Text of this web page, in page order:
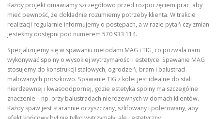
Każdy projekt omawiamy szczegółowo przed rozpoczęciem prac, aby
mieć pewność, że dokładnie rozumiemy potrzeby klienta. W trakcie
realizacji regularnie informujemy o postępach, a w razie pytań czy zmian
jesteśmy dostępni pod numerem 570 933 114.
Specjalizujemy się w spawaniu metodami MAG i TIG, co pozwala nam
wykonywać spoiny o wysokiej wytrzymałości i estetyce. Spawanie MAG
stosujemy do konstrukcji stalowych, ogrodzeń, bram i balustrad
malowanych proszkowo. Spawanie TIG z kolei jest idealne do stali
nierdzewnej i kwasoodpornej, gdzie estetyka spoiny ma szczególne
znaczenie – np. przy balustradach nierdzewnych w domach klientów.
Każdy spaw jest starannie oczyszczany, szlifowany i polerowany, aby